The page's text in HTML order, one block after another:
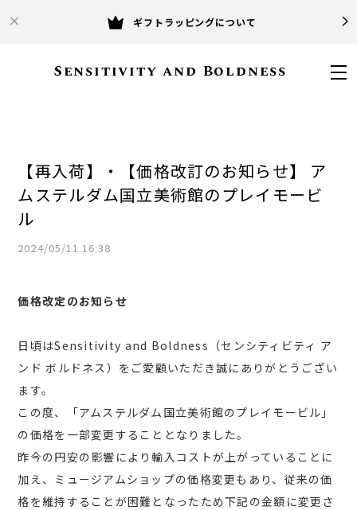
ギフトラッピングについて
Sensitivity and Boldness
【再入荷】・【価格改訂のお知らせ】 ア
ムステルダム国立美術館のプレイモービ
ル
2024/05/11 16:38
価格改定のお知らせ
日頃はSensitivity and Boldness（センシティビティ ア
ンド ボルドネス）をご愛顧いただき誠にありがとうござい
ます。
この度、「アムステルダム国立美術館のプレイモービル」
の価格を一部変更することとなりました。
昨今の円安の影響により輸入コストが上がっていることに
加え、ミュージアムショップの価格変更もあり、従来の価
格を維持することが困難となったため下記の金額に変更さ